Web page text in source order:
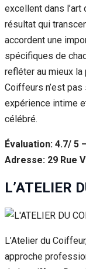
excellent dans
résultat qui
accordent une
spécifiques de
refléter au mieux la
Coiffeurs n’est
expérience intime
célébré.
Évaluation: 4.7/ 5
Adresse: 29 Rue
L’ATELIER
L’Atelier du
approche